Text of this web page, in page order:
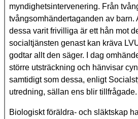
myndighetsintervenering. Från
tvångsomhändertaganden av barn.
dessa varit frivilliga är ett hån mot
socialtjänsten genast kan kräva
godtar allt den säger. I dag
större utsträckning och hänvisar
samtidigt som dessa, enligt
utredning, sällan ens blir tillfrågade.
Biologiskt föräldra- och släktskap